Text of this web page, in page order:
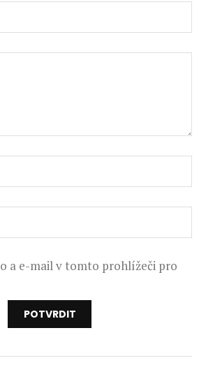
a e-mail v tomto prohlížeči pro